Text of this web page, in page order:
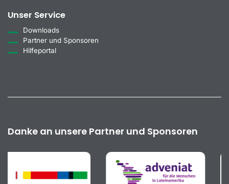
Unser Service
Downloads
Partner und Sponsoren
Hilfeportal
Danke an unsere Partner und Sponsoren